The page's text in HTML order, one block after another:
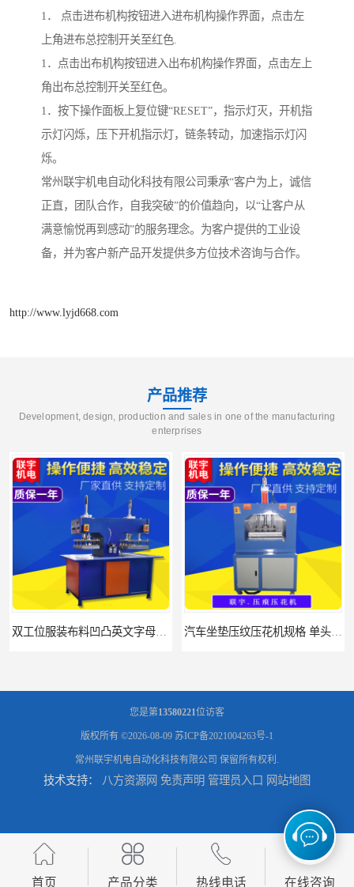
1． 点击进布机构按钮进入进布机构操作界面，点击左
上角进布总控制开关至红色.
1．点击出布机构按钮进入出布机构操作界面，点击左上
角出布总控制开关至红色。
1．按下操作面板上复位键“RESET”，指示灯灭，开机指
示灯闪烁，压下开机指示灯，链条转动，加速指示灯闪
烁。
常州联宇机电自动化科技有限公司秉承“客户为上，诚信
正直，团队合作，自我突破”的价值趋向，以“让客户从
满意愉悦再到感动”的服务理念。为客户提供的工业设
备，并为客户新产品开发提供多方位技术咨询与合作。
http://www.lyjd668.com
产品推荐
Development, design, production and sales in one of the manufacturing
enterprises
浙江布料凹凸4d压纹机生产厂家 服装凹凸4d压纹植胶机 经济实惠 面料凹凸压纹机厂家 毛巾干发巾压标压logo设备 性能稳定
您是第13580221位访客
版权所有 ©2026-08-09 苏ICP备2021004263号-1
常州联宇机电自动化科技有限公司 保留所有权利.
技术支持： 八方资源网 免责声明 管理员入口 网站地图
首页 产品分类 热线电话 在线咨询